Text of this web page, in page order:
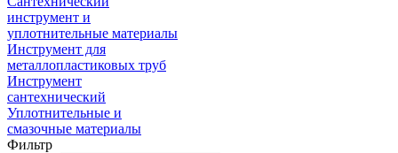
инструмент и
уплотнительные материалы
Инструмент для
металлопластиковых труб
Инструмент
сантехнический
Уплотнительные и
смазочные материалы
Фильтр